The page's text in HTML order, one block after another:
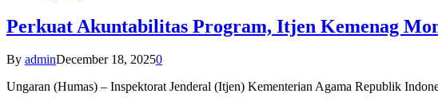
Perkuat Akuntabilitas Program, Itjen Kemenag
By adminDecember 18, 20250
Ungaran (Humas) – Inspektorat Jenderal (Itjen) Kementerian Agama Republik